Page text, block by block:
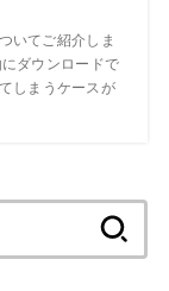
いてご紹介しま
ダウンロードで
しまうケースが